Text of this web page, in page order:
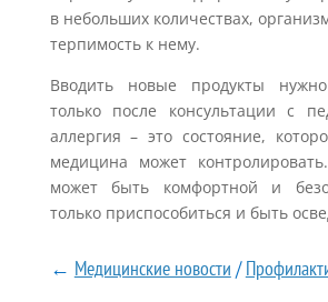
в небольших количествах,
терпимость к нему.
Вводить новые продукты
только после консультации с
аллергия – это состояние,
медицина может
может быть комфортной и
только приспособиться и быть
← Медицинские новости /